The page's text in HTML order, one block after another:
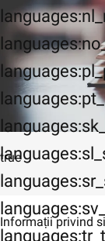
true
Informații privind